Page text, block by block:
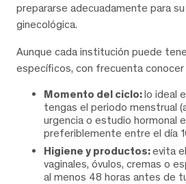
prepararse adecuadamente para
ginecológica.
Aunque cada institución puede
específicos, con frecuenta
Momento del ciclo:lo ideal
tengas el periodo menstrual
urgencia o estudio hormonal
preferiblemente entre el día
Higiene y productos:evita
vaginales, óvulos, cremas o
al menos 48 horas antes de